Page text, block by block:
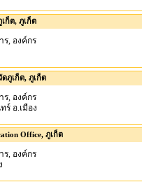
ก็ต, ภูเก็ต
, องค์กร
ภูเก็ต, ภูเก็ต
, องค์กร
ร์ อ.เมือง
Office, ภูเก็ต
, องค์กร